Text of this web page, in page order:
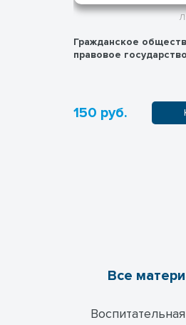
Гражданское
правовое государство
150 руб.
Все